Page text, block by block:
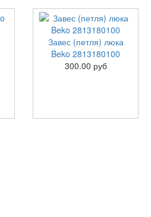
Завес (петля) люка
Beko 2813180100
300.00 руб